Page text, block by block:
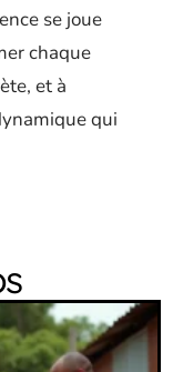
se joue
chaque
et à
qui